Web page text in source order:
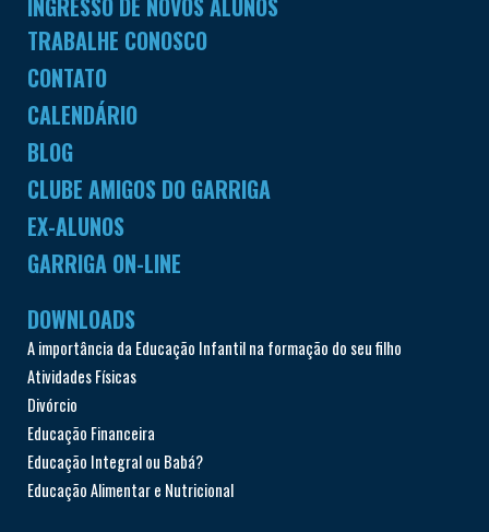
TRABALHE CONOSCO
CONTATO
CALENDÁRIO
BLOG
CLUBE AMIGOS DO GARRIGA
EX-ALUNOS
GARRIGA ON-LINE
DOWNLOADS
A importância da Educação Infantil na formação do seu filho
Atividades Físicas
Divórcio
Educação Financeira
Educação Integral ou Babá?
Educação Alimentar e Nutricional